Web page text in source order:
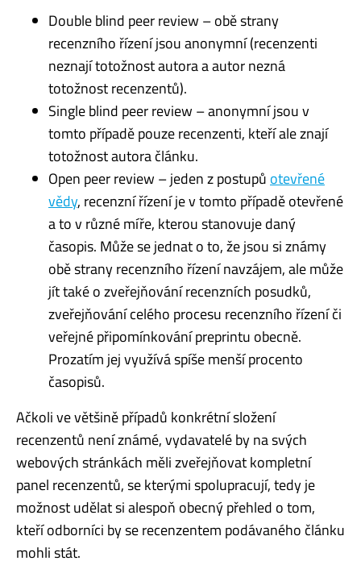
Double blind peer review – obě strany
recenzního řízení jsou anonymní (recenzenti
neznají totožnost autora a autor nezná
totožnost recenzentů).
Single blind peer review – anonymní jsou v
tomto případě pouze recenzenti, kteří ale znají
totožnost autora článku.
Open peer review – jeden z postupů otevřené
vědy, recenzní řízení je v tomto případě otevřené
a to v různé míře, kterou stanovuje daný
časopis. Může se jednat o to, že jsou si známy
obě strany recenzního řízení navzájem, ale může
jít také o zveřejňování recenzních posudků,
zveřejňování celého procesu recenzního řízení či
veřejné připomínkování preprintu obecně.
Prozatím jej využívá spíše menší procento
časopisů.
Ačkoli ve většině případů konkrétní složení
recenzentů není známé, vydavatelé by na svých
webových stránkách měli zveřejňovat kompletní
panel recenzentů, se kterými spolupracují, tedy je
možnost udělat si alespoň obecný přehled o tom,
kteří odborníci by se recenzentem podávaného článku
mohli stát.